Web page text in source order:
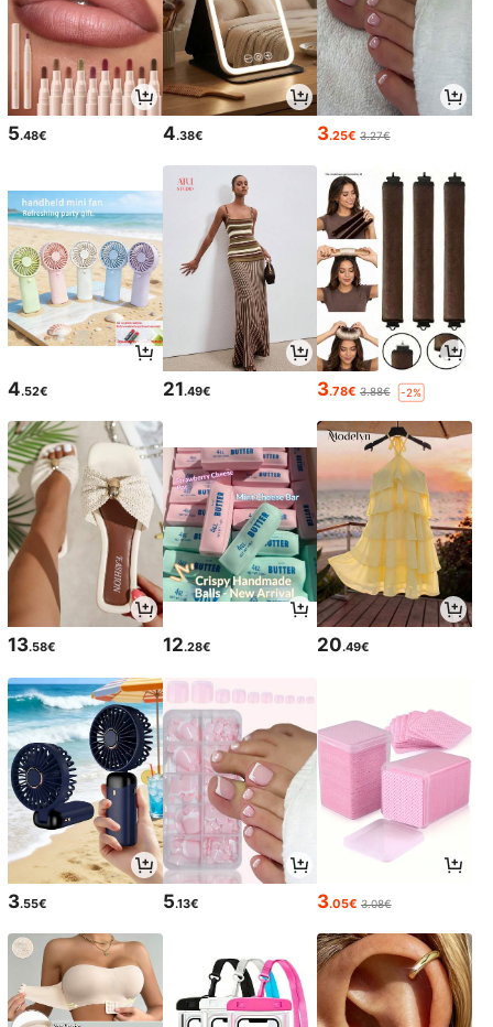
5.48€ 4.38€ 3.25€ 3.27€
4.52€ 21.49€ 3.78€ 3.88€ -2%
13.58€ 12.28€ 20.49€
3.55€ 5.13€ 3.05€ 3.08€